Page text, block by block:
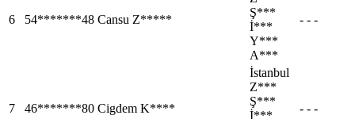
6 54*******48 Cansu Z*****
Ş***
İ***
Y***
A***
- - -
7 46*******80 Cigdem K****
İstanbul
Z***
Ş***
İ***
- - -